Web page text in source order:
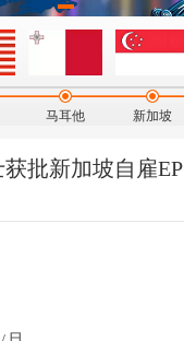
马耳他 新加坡
批新加坡自雇EP